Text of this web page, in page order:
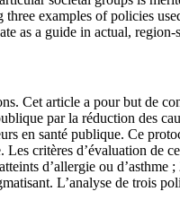
examples of policies
as a guide in actual,
Cet article a pour but de
par la réduction des
en santé publique. Ce
critères d’évaluation
d’allergie ou
L’analyse de trois